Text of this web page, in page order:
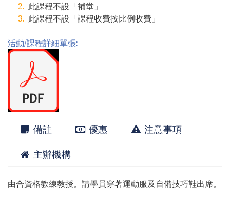
此課程不設「補堂」
此課程不設「課程收費按比例收費」
活動/課程詳細單張:
備註 優惠 注意事項
主辦機構
由合資格教練教授。請學員穿著運動服及自備技巧鞋出席。